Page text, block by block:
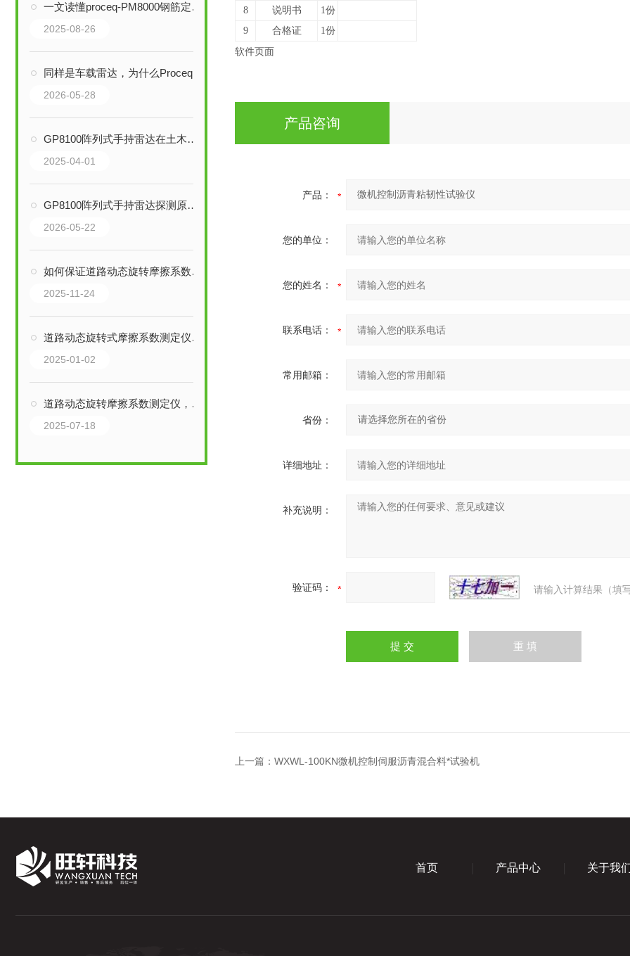
一文读懂proceq-PM8000钢筋定位仪
2025-08-26
同样是车载雷达，为什么Proceq GM8000如此不同？
2026-05-28
GP8100阵列式手持雷达在土木工程中的应用探索
2025-04-01
GP8100阵列式手持雷达探测原理与作业场景解析
2026-05-22
如何保证道路动态旋转摩擦系数测定仪的测量精度？
2025-11-24
道路动态旋转式摩擦系数测定仪的系统组成
2025-01-02
道路动态旋转摩擦系数测定仪，这样测定更精准
2025-07-18
8
说明书
1份
9
合格证 1份
软件页面
产品咨询
产品：
您的单位：
您的姓名：
联系电话：
常用邮箱：
省份：
详细地址：
补充说明：
验证码： 请输入计算结果（填
上一篇： WXWL-100KN微机控制伺服沥青混合料*试验机
首页 产品中心 关于我